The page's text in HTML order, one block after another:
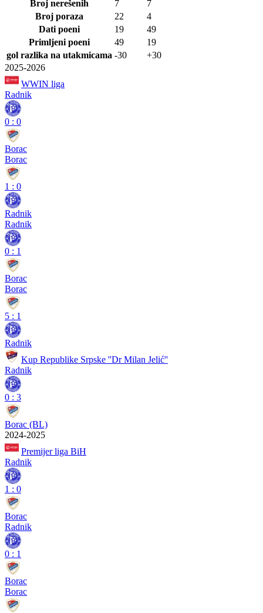
Broj nerešenih 7
7
Broj poraza
22
4
Dati poeni
19
49
Primljeni poeni
49
19
gol razlika na utakmicama -30
+30
2025-2026
WWIN liga
Radnik
0 : 0
Borac
Borac
1 : 0
Radnik
Radnik
0 : 1
Borac
Borac
5 : 1
Radnik
Kup Republike Srpske ''Dr Milan Jelić''
Radnik
0 : 3
Borac (BL)
2024-2025
Premijer liga BiH
Radnik
1 : 0
Borac
Radnik
0 : 1
Borac
Borac